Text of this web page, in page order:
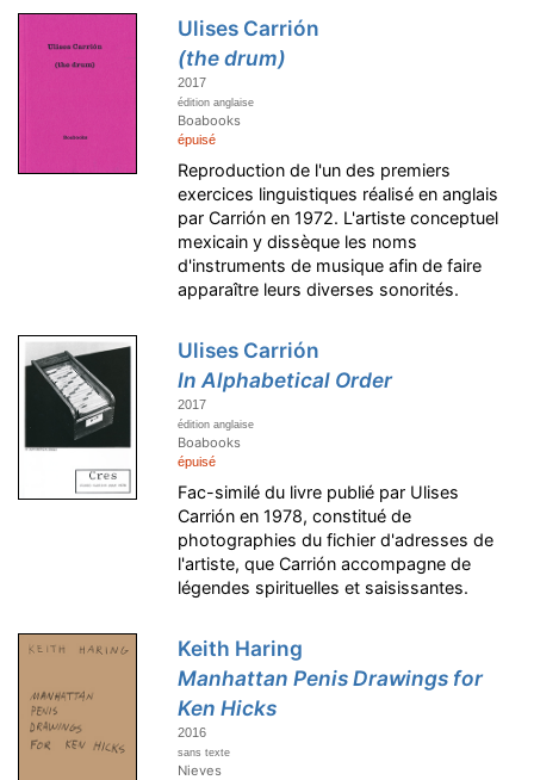
Ulises Carrión
(the drum)
2017
édition anglaise
Boabooks
épuisé
Reproduction de l'un des premiers
exercices linguistiques réalisé en anglais
par Carrión en 1972. L'artiste conceptuel
mexicain y dissèque les noms
d'instruments de musique afin de faire
apparaître leurs diverses sonorités.
Ulises Carrión
In Alphabetical Order
2017
édition anglaise
Boabooks
épuisé
Fac-similé du livre publié par Ulises
Carrión en 1978, constitué de
photographies du fichier d'adresses de
l'artiste, que Carrión accompagne de
légendes spirituelles et saisissantes.
Keith Haring
Manhattan Penis Drawings for
Ken Hicks
2016
sans texte
Nieves